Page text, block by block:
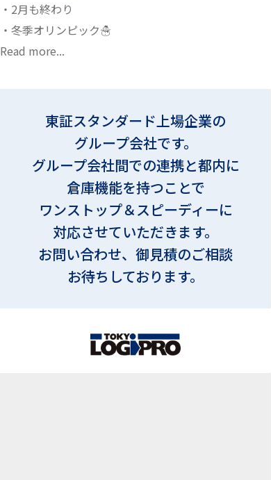
2月も終わり
冬季オリンピック☃
Read more...
東証スタンダード上場企業の
グループ会社です。
グループ会社間での連携と都内に
倉庫機能を持つことで
ワンストップ＆スピーディーに
対応させていただきます。
お問い合わせ、御見積のご相談
お待ちしております。